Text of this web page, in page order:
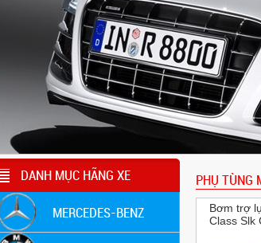
DANH MỤC HÃNG XE
MERCEDES-BENZ
PHỤ TÙNG
Bơm trợ
Class Slk